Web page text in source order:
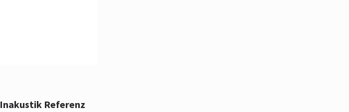
Inakustik Referenz